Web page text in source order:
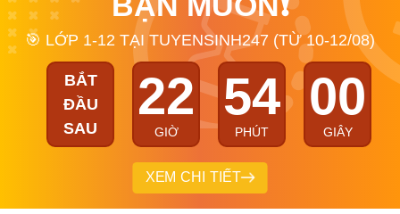
🎯 LỚP 1-12 TẠI TUYENSINH247 (TỪ 10-12/08)
BẮT
ĐẦU
SAU
22
GIỜ
54
PHÚT
00
GIÂY
XEM CHI TIẾT